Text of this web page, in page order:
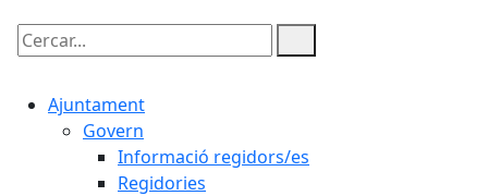
Cercar:
Ajuntament
Govern
Informació regidors/es
Regidories